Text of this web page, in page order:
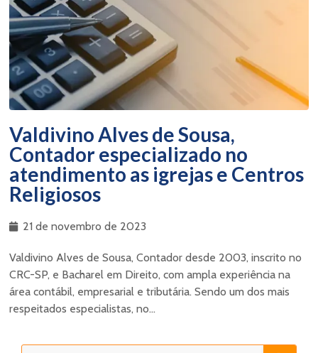
Valdivino Alves de Sousa,
Contador especializado no
atendimento as igrejas e Centros
Religiosos
21 de novembro de 2023
Valdivino Alves de Sousa, Contador desde 2003, inscrito no
CRC-SP, e Bacharel em Direito, com ampla experiência na
área contábil, empresarial e tributária. Sendo um dos mais
respeitados especialistas, no...